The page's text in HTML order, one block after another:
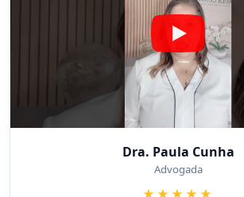
Dra. Paula Cunha
Advogada
★★★★★